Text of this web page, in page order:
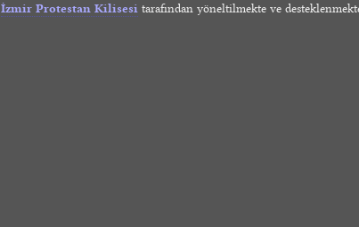
İzmir Protestan Kilisesitarafından yöneltilmekte ve